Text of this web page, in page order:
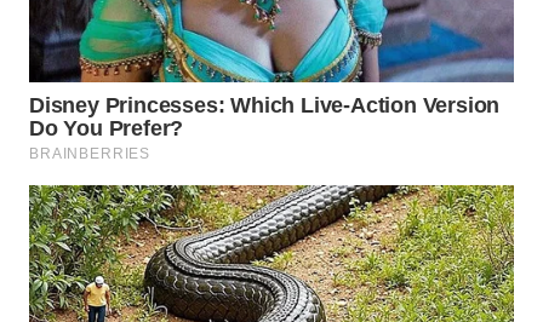
SULUT
WN
MALUKU
MALUT
WN
DAIRI